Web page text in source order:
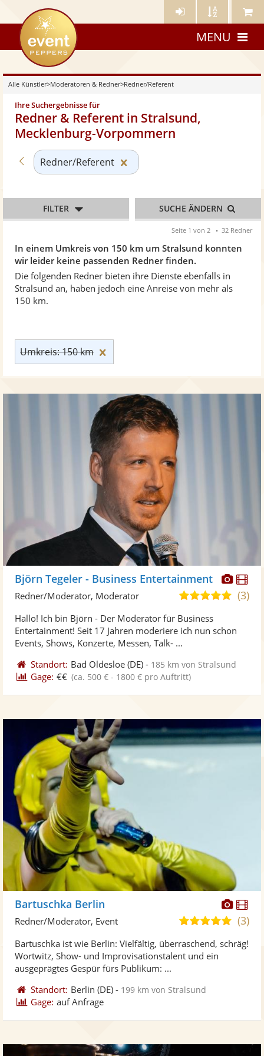
Künstler- Künstler Meine
eventpeppers
MENU
Alle Künstler>Moderatoren & Redner>Redner/Referent
Ihre Suchergebnisse für
Redner & Referent in Stralsund,
Mecklenburg-Vorpommern
In einem Umkreis von 150 km um Stralsund konnten
wir leider keine passenden Redner finden.
Die folgenden Redner bieten ihre Dienste ebenfalls in
Stralsund an, haben jedoch eine Anreise von mehr als
150 km.
Zurück zu «Moderatoren & Redner»
Redner/Referent Kategorie «Redner/
Umkreis: 150 km
FILTER SUCHE ÄNDERN
Seite 1 von 2 32 Redner
Björn Tegeler - Business Entertainment
4,9(3)
Redner/Moderator, Moderator
Hallo! Ich bin Björn - Der Moderator für Business
Entertainment! Seit 17 Jahren moderiere ich nun schon
Events, Shows, Konzerte, Messen, Talk- ...
Standort: Bad Oldesloe (DE) - 185 km von Stralsund
Gage: €€ (ca. 500 € - 1800 € pro Auftritt)
Fotos
Bartuschka Berlin
4,9
5
(3)
Redner/Moderator, Event
Bartuschka ist wie Berlin: Vielfältig, überraschend, schräg!
Wortwitz, Show- und Improvisationstalent und ein
ausgeprägtes Gespür fürs Publikum: ...
Standort: Berlin (DE) - 199 km von Stralsund
Gage: auf Anfrage